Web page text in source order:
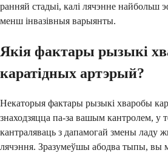
ранняй стадыі, калі лячэнне найбольш
менш інвазівныя варыянты.
Якія фактары рызыкі
каратідных артэрый?
Некаторыя фактары рызыкі хваробы
знаходзяцца па-за вашым кантролем, у
кантраляваць з дапамогай змены ладу
лячэння. Зразумеўшы абодва тыпы, вы